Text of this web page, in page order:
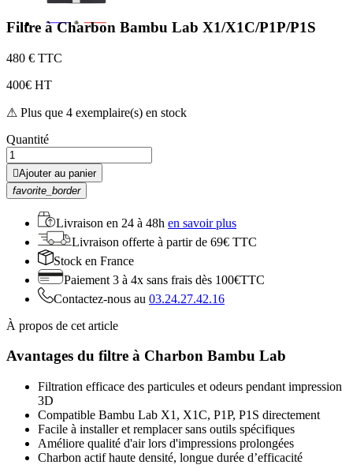
Filtre à Charbon Bambu Lab X1/X1C/P1P/P1S
480 € TTC
400€ HT
⚠ Plus que 4 exemplaire(s) en stock
Quantité
Ajouter au panier
favorite_border
Livraison en 24 à 48h en savoir plus
Livraison offerte à partir de 69€ TTC
Stock en France
Paiement 3 à 4x sans frais dès 100€TTC
Contactez-nous au 03.24.27.42.16
À propos de cet article
Avantages du filtre à Charbon Bambu Lab
Filtration efficace des particules et odeurs pendant impression
3D
Compatible Bambu Lab X1, X1C, P1P, P1S directement
Facile à installer et remplacer sans outils spécifiques
Améliore qualité d'air lors d'impressions prolongées
Charbon actif haute densité, longue durée d’efficacité